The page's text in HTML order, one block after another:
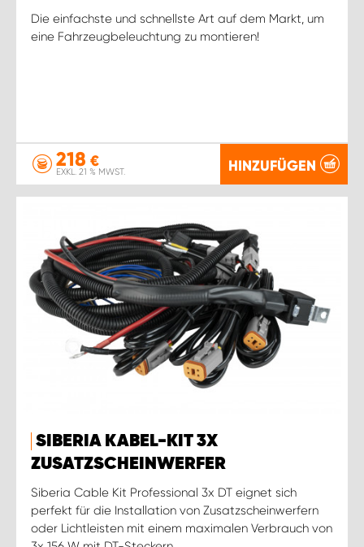
Die einfachste und schnellste Art auf dem Markt, um
eine Fahrzeugbeleuchtung zu montieren!
218 €
EXKL. 21 % MWST. HINZUFÜGEN
SIBERIA KABEL-KIT 3X
ZUSATZSCHEINWERFER
Siberia Cable Kit Professional 3x DT eignet sich
perfekt für die Installation von Zusatzscheinwerfern
oder Lichtleisten mit einem maximalen Verbrauch von